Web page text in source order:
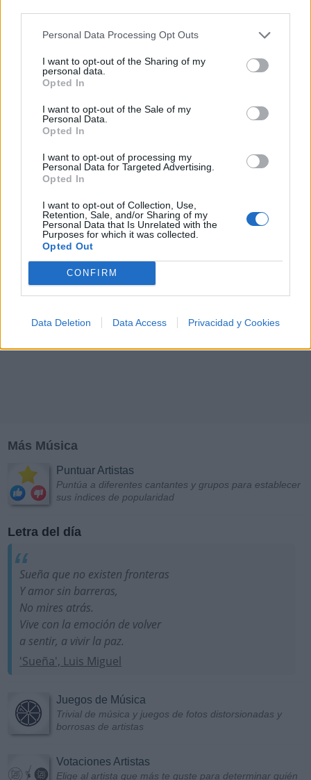
Personal Data Processing Opt Outs
I want to opt-out of the Sharing of my
personal data.
Opted In
I want to opt-out of the Sale of my
Personal Data.
Opted In
I want to opt-out of processing my
Personal Data for Targeted Advertising.
Opted In
I want to opt-out of Collection, Use,
Retention, Sale, and/or Sharing of my
Personal Data that Is Unrelated with the
Purposes for which it was collected.
Opted Out
CONFIRM
Data Deletion Data Access Privacidad y Cookies
Añadir un comentario ...
psicodelia, space rock y atmósferas cósmicas para
al firmamento y siente la gravedad cero. 💾 ¡Guarda
✨⭐
Letras Top Artistas Playlists
B C
N O P Q R S T W
Z #
Más Música
Puntuar Artistas
Puntúa a diferentes cantantes y grupos para establecer
sus índices de popularidad
Letra del día
Sueña que no existen fronteras
Y amor sin barreras,
No mires atrás.
Vive con la emoción de volver
a sentir, a vivir la paz.
'Sueña', Luis Miguel
Juegos de Música
Trivial de música y juegos de fotos distorsionadas y
borrosas de artistas
Votaciones Artistas
Elige al artista que más te guste para determinar quién